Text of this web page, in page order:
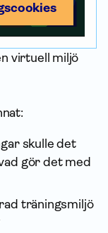
virtuell miljö
skulle det
gör det med
träningsmiljö